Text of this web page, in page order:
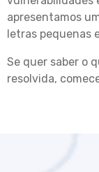
apresentamos
letras pequenas
Se quer saber o
resolvida,